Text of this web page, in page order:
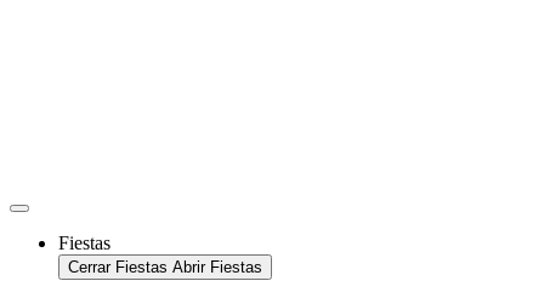
Fiestas
Cerrar Fiestas Abrir Fiestas